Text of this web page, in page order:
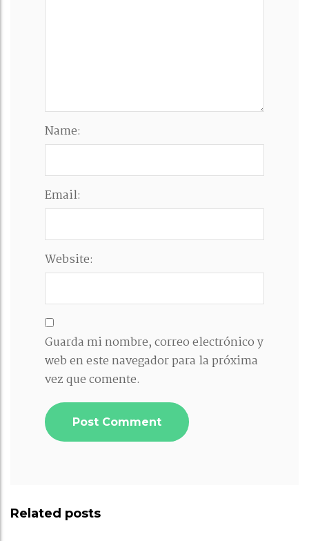
Name:
Email:
Website:
Guarda mi nombre, correo electrónico y
web en este navegador para la próxima
vez que comente.
Related posts